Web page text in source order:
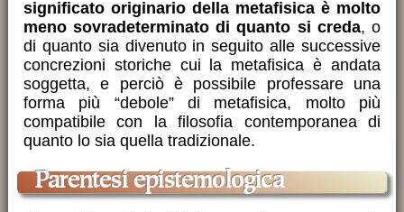
significato originario della metafisica è molto
meno sovradeterminato di quanto si creda, o
di quanto sia divenuto in seguito alle successive
concrezioni storiche cui la metafisica è andata
soggetta, e perciò è possibile professare una
forma più “debole” di metafisica, molto più
compatibile con la filosofia contemporanea di
quanto lo sia quella tradizionale.
Parentesi epistemologica